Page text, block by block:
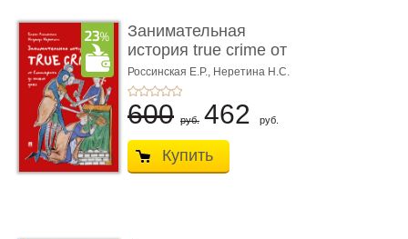
Занимательная
история true crime от
Гиппократа до � ...
Россинская Е.Р., Неретина Н.С.
600 руб. 462 руб.
Купить